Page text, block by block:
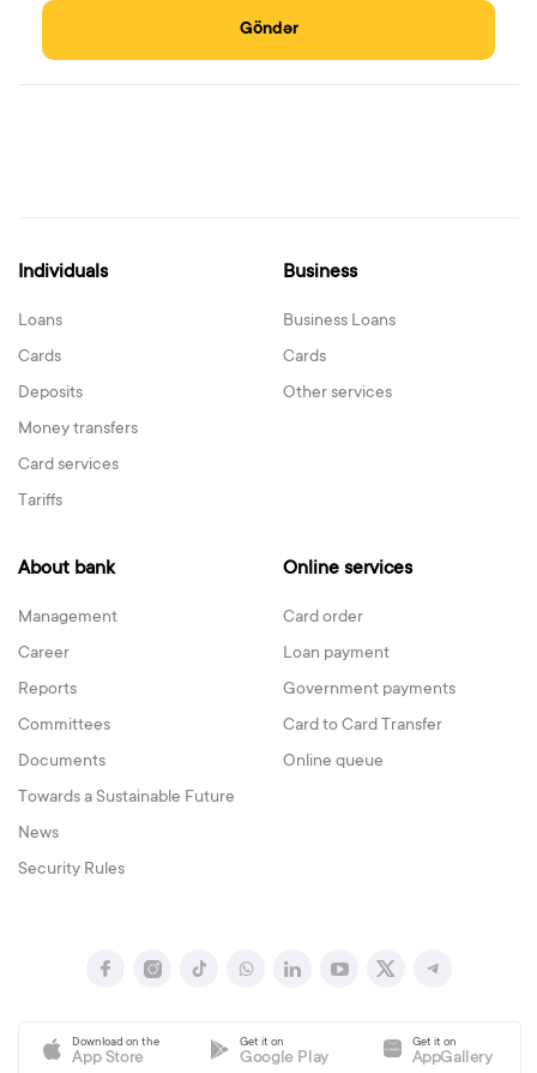
Göndər
Individuals
Loans
Cards
Deposits
Money transfers
Card services
Tariffs
Business
Business Loans
Cards
Other services
About bank
Management
Career
Reports
Committees
Documents
Towards a Sustainable Future
News
Security Rules
Online services
Card order
Loan payment
Government payments
Card to Card Transfer
Online queue
Download on the
App Store
Get it on
Google Play
Get it on
AppGallery